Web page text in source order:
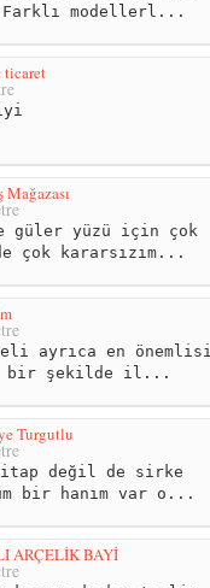
Farklı modellerl...
güler yüzü için çok
çok kararsızım...
ayrıca en önemlisi
bir şekilde il...
Turgutlu
değil de sirke
bir hanım var o...
ARÇELİK BAYİ